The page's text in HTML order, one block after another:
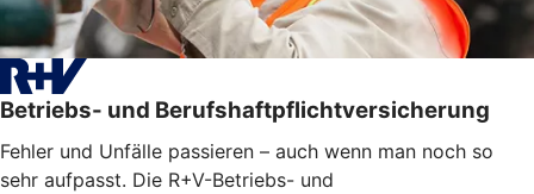
Betriebs- und Berufshaftpflichtversicherung
Fehler und Unfälle passieren – auch wenn man noch so
sehr aufpasst. Die R+V-Betriebs- und